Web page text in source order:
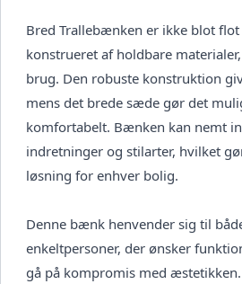
Bred Trallebænken er ikke blot flot
konstrueret af holdbare
brug. Den robuste konstruktion
mens det brede sæde gør det
komfortabelt. Bænken kan nemt
indretninger og stilarter, hvilket
løsning for enhver bolig.
Denne bænk henvender sig til
enkeltpersoner, der ønsker
gå på kompromis med